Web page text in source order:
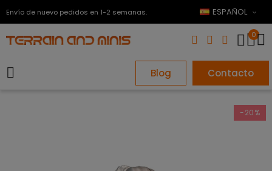
Envío de nuevo pedidos en 1-2 semanas. ESPAÑOL
0
Blog Contacto
-20%